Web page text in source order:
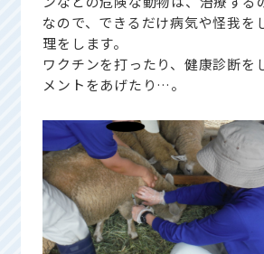
なので、できるだけ病気や怪我を
理をします。
ワクチンを打ったり、健康診断を
メントをあげたり…。